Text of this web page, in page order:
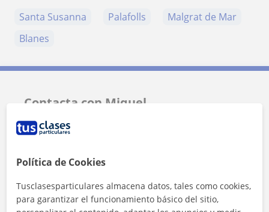
Santa Susanna
Palafolls
Malgrat de Mar
Blanes
Contacta con Miquel
Tarifa
1ª clase gratis
Política de Cookies
Tusclasesparticulares almacena datos, tales como cookies,
para garantizar el funcionamiento básico del sitio,